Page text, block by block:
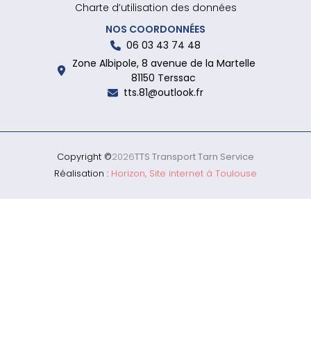
Charte d’utilisation des données
NOS COORDONNÉES
06 03 43 74 48
Zone Albipole, 8 avenue de la Martelle
81150 Terssac
tts.81@outlook.fr
Copyright ©2026TTS Transport Tarn Service
Réalisation : Horizon, Site internet à Toulouse